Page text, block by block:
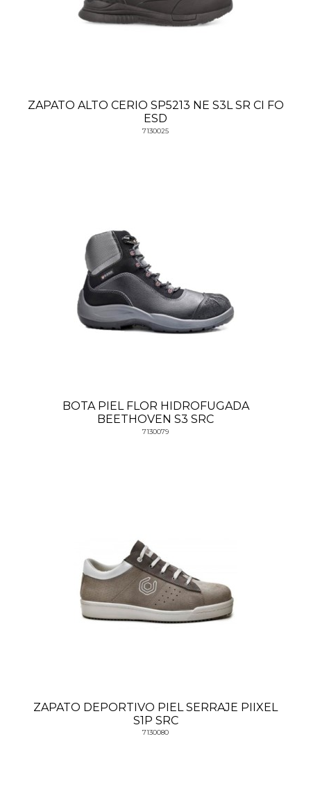
ZAPATO ALTO CERIO SP5213 NE S3L SR CI FO
ESD
7130025
BOTA PIEL FLOR HIDROFUGADA
BEETHOVEN S3 SRC
7130079
ZAPATO DEPORTIVO PIEL SERRAJE PIIXEL
S1P SRC
7130080